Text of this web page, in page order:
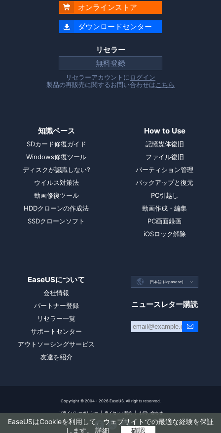
EaseUSはCookieを利用して、ウェブサイトでの最適な経験を保証
します。 詳細 確認
 オンラインストア
 ダウンロードセンター
リセラー
無料登録
リセラーアカウントに ログイン
製品の再販売に関するお問い合わせは こちら
知識ベース
SDカード修復ガイド
Windows修復ツール
ディスクが認識しない?
ウイルス対策法
動画修復ツール
HDDクローンの作成法
SSDクローンソフト
How to Use
記憶媒体復旧
ファイル復旧
パーティション管理
バックアップと復元
PC引越し
動画作成・編集
PC画面録画
iOSロック解除
EaseUSについて
会社情報
パートナー登録
リセラー一覧
サポートセンター
アウトソーシングサービス
友達を紹介
 日本語 (Japanese) 
ニュースレター購読
Copyright © 2004 - 2026EaseUS. All rights reserved.
プライバシーポリシー | ライセンス契約 | お問い合わせ
  